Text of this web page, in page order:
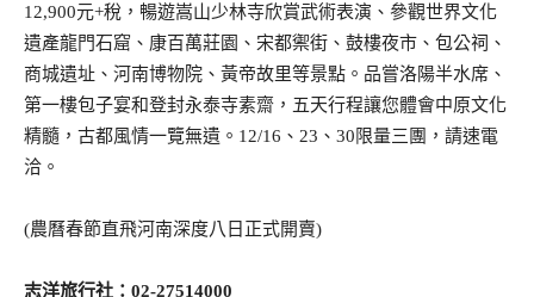
12,900元+稅，暢遊嵩山少林寺欣賞武術表演、參觀世界文化
遺產龍門石窟、康百萬莊園、宋都禦街、鼓樓夜市、包公祠、
商城遺址、河南博物院、黃帝故里等景點。品嘗洛陽半水席、
第一樓包子宴和登封永泰寺素齋，五天行程讓您體會中原文化
精髓，古都風情一覽無遺。12/16、23、30限量三團，請速電
洽。
(農曆春節直飛河南深度八日正式開賣)
志洋旅行社：02-27514000